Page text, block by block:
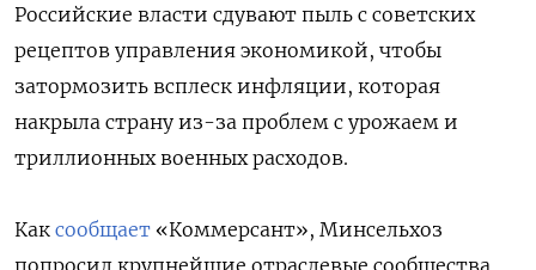
Российские власти сдувают пыль с советских
рецептов управления экономикой, чтобы
затормозить всплеск инфляции, которая
накрыла страну из-за проблем с урожаем и
триллионных военных расходов.
Как сообщает «Коммерсант», Минсельхоз
попросил крупнейшие отраслевые сообщества